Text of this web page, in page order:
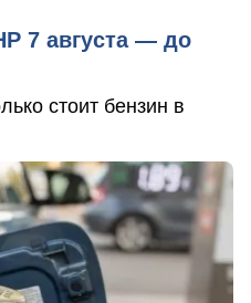
7 августа — до
стоит бензин в